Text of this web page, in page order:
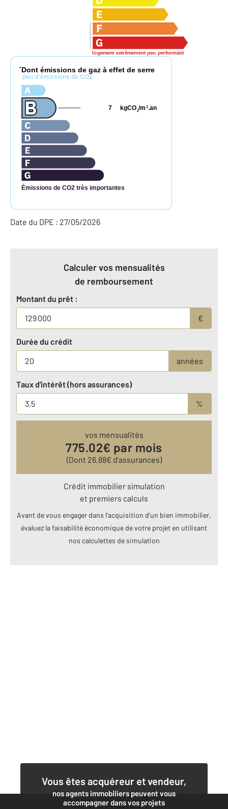
logement extrêmement peu performant
* Dont émissions de gaz à effet de serre
peu d'émissions de CO2
Émissions de CO2 très importantes
kgCO2/m 2.an
7
Date du DPE : 27/05/2026
Calculer vos mensualités
de remboursement
Montant du prêt :
€
Durée du crédit
années
Taux d'intérêt (hors assurances)
%
vos mensualités
775.02€ par mois
(Dont 26.88€ d’assurances)
Crédit immobilier simulation
et premiers calculs
Avant de vous engager dans l’acquisition d’un bien immobilier,
évaluez la faisabilité économique de votre projet en utilisant
nos calculettes de simulation
Vous êtes acquéreur et vendeur,
nos agents immobiliers peuvent vous
accompagner dans vos projets